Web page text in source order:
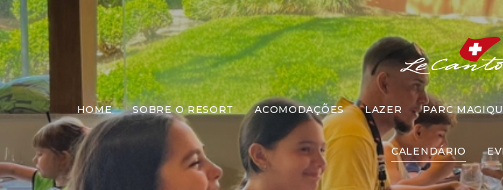
HOME SOBRE O RESORT ACOMODAÇÕES LAZER PARC
CALENDÁRIO
Jantar com